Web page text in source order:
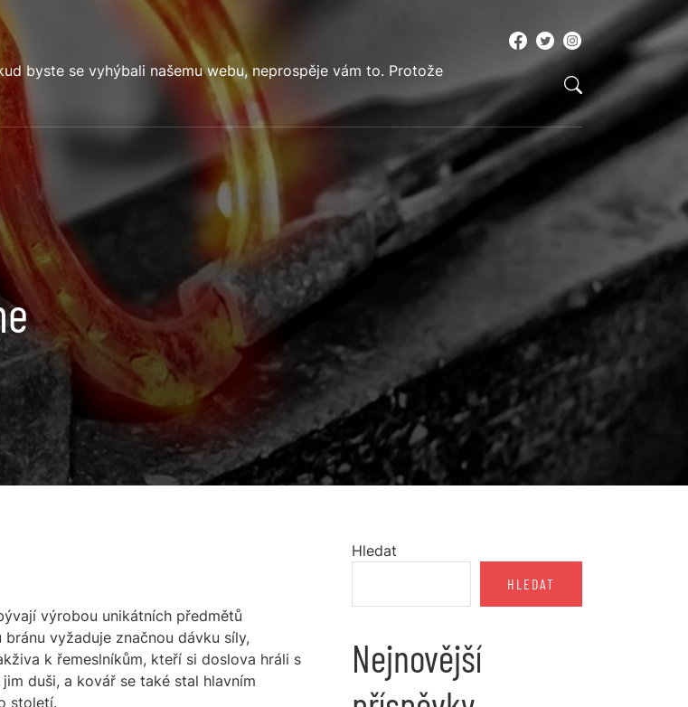
byste se vyhýbali našemu webu, neprospěje vám to. Protože
výrobou unikátních předmětů
vyžaduje značnou dávku síly,
k řemeslníkům, kteří si doslova hráli s
duši, a kovář se také stal hlavním
století.
Hledat
HLEDAT
Nejnovější